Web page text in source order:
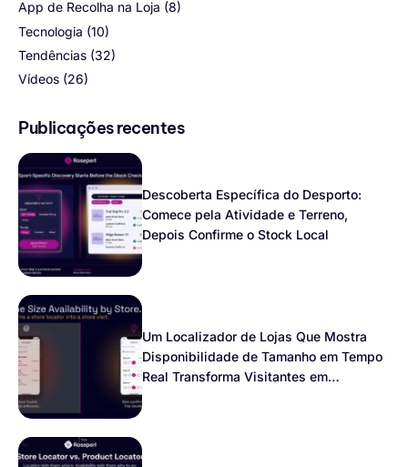
App de Recolha na Loja (8)
Tecnologia (10)
Tendências (32)
Vídeos (26)
Publicações recentes
Descoberta Específica do Desporto:
Comece pela Atividade e Terreno,
Depois Confirme o Stock Local
Um Localizador de Lojas Que Mostra
Disponibilidade de Tamanho em Tempo
Real Transforma Visitantes em